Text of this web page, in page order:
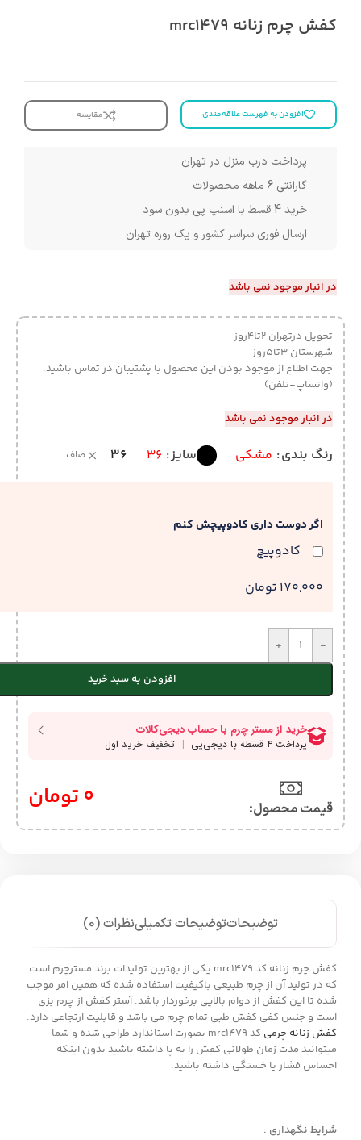
کفش چرم زنانه mrc1479
افزودن به فهرست علاقه‌مندی مقایسه
پرداخت درب منزل در تهران
گارانتی 6 ماهه محصولات
خرید 4 قسط با اسنپ پی بدون سود
ارسال فوری سراسر کشور و یک روزه تهران
در انبار موجود نمی باشد
تحویل درتهران 2تا4روز
شهرستان 3تا5روز
جهت اطلاع از موجود بودن این محصول با پشتیبان در تماس باشید.
(واتساپ-تلفن)
در انبار موجود نمی باشد
رنگ بندی مشکی سایز 36
36 صاف
اگر دوست داری کادوپیچش کنم
کادوپیچ
170,000 تومان
-
+
افزودن به سبد خرید
قیمت محصول:​ 0 تومان
توضیحاتتوضیحات تکمیلینظرات (0)
کفش چرم زنانه کد mrc1479 یکی از بهترین تولیدات برند مسترچرم است
که در تولید آن از چرم طبیعی باکیفیت استفاده شده که همین امر موجب
شده تا این کفش از دوام بالایی برخوردار باشد. آستر کفش از چرم بزی
است و جنس کفی کفش طبی تمام چرم می باشد و قابلیت ارتجاعی دارد.
کفش زنانه چرمی
کد mrc1479 بصورت استاندارد طراحی شده و شما
میتوانید مدت زمان طولانی کفش را به پا داشته باشید بدون اینکه
احساس فشار یا خستگی داشته باشید.
شرایط نگهداری :